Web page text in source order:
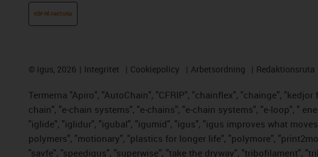
KÖP PÅ FAKTURA
© igus, 2026 Integritet Cookiepolicy Arbetsordning Redaktionsruta
Termerna "Apiro", "AutoChain", "CFRIP", "chainflex", "chainge",
chain", "e-chain systems", "e-chains", "e-chain systems", "e-loop", "
"iglide", "iglidur", "igubal", "igumid", "igus", "igus improves what
polymers", "motionary", "plastics for longer life", "polymore",
"savfe", "speedigus", "superwise", "take the dryway", "tribofilament",